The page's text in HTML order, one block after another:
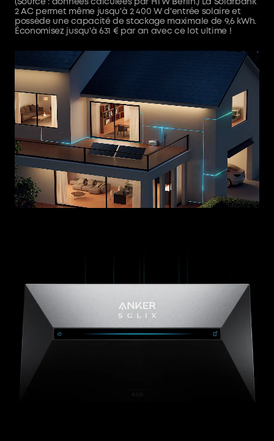
(Source : données calculées par HTW Berlin.) La Solarbank
2 AC permet même jusqu'à 2 400 W d'entrée solaire et
possède une capacité de stockage maximale de 9,6 kWh.
Économisez jusqu'à 631 € par an avec ce lot ultime !